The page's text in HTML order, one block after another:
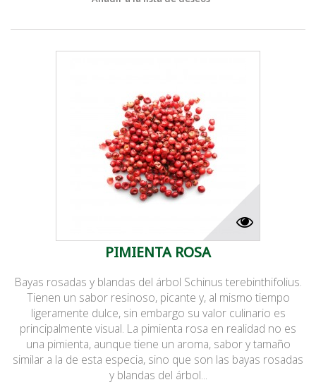
PIMIENTA ROSA
Bayas rosadas y blandas del árbol Schinus terebinthifolius.
Tienen un sabor resinoso, picante y, al mismo tiempo
ligeramente dulce, sin embargo su valor culinario es
principalmente visual. La pimienta rosa en realidad no es
una pimienta, aunque tiene un aroma, sabor y tamaño
similar a la de esta especia, sino que son las bayas rosadas
y blandas del árbol...